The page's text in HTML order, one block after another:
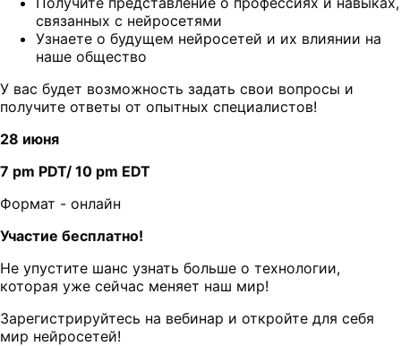
связанных с нейросетями
Узнаете о будущем нейросетей и их влиянии на
наше общество
У вас будет возможность задать свои вопросы и
получите ответы от опытных специалистов!
28 июня
7 pm PDT/ 10 pm EDT
Формат - онлайн
Участие бесплатно!
Не упустите шанс узнать больше о технологии,
которая уже сейчас меняет наш мир!
Зарегистрируйтесь на вебинар и откройте для себя
мир нейросетей!